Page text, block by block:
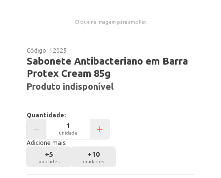
Clique na imagem para ampliar.
Código: 12025
Sabonete Antibacteriano em Barra
Protex Cream 85g
Produto indisponível
Quantidade:
unidade
Adicione mais:
+5
unidades
+10
unidades